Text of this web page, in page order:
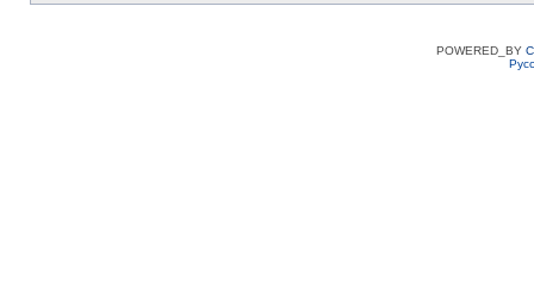
POWERED_BY